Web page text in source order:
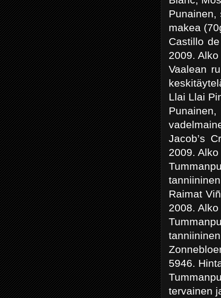
Punainen,
makea
Castillo
2009.
Vaalean
Llai Llai
Jacob’s
2009.
Raimat
2008.
5946.
tervainen